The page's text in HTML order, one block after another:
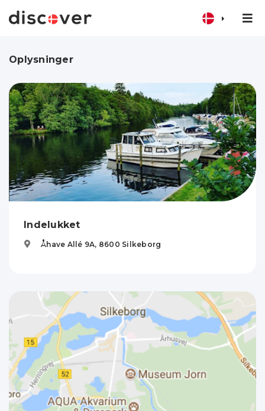
Oplysninger
Indelukket
Åhave Allé 9A, 8600 Silkeborg